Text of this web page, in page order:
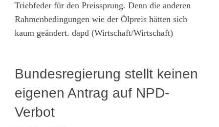
Triebfeder für den Preissprung. Denn die anderen
Rahmenbedingungen wie der Ölpreis hätten sich
kaum geändert. dapd (Wirtschaft/Wirtschaft)
Bundesregierung stellt keinen
eigenen Antrag auf NPD-
Verbot